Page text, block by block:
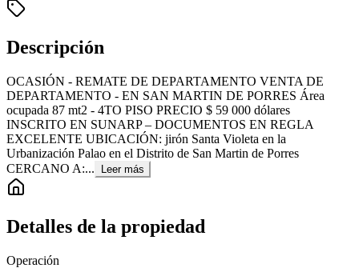
Descripción
OCASIÓN - REMATE DE DEPARTAMENTO VENTA DE
DEPARTAMENTO - EN SAN MARTIN DE PORRES Área
ocupada 87 mt2 - 4TO PISO PRECIO $ 59 000 dólares
INSCRITO EN SUNARP – DOCUMENTOS EN REGLA
EXCELENTE UBICACIÓN: jirón Santa Violeta en la
Urbanización Palao en el Distrito de San Martin de Porres
CERCANO A:...
Leer más
Detalles de la propiedad
Operación